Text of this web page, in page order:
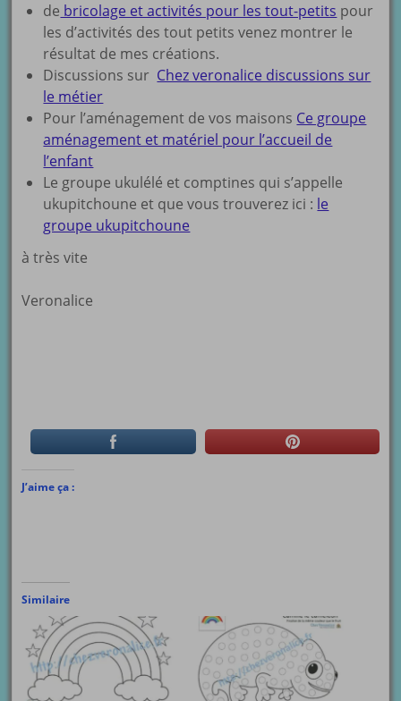
de bricolage et activités pour les tout-petits pour
les d’activités des tout petits venez montrer le
résultat de mes créations.
Discussions sur Chez veronalice discussions sur
le métier
Pour l’aménagement de vos maisons Ce groupe
aménagement et matériel pour l’accueil de
l’enfant
Le groupe ukulélé et comptines qui s’appelle
ukupitchoune et que vous trouverez ici : le
groupe ukupitchoune
à très vite
Veronalice
J’aime ça :
Similaire